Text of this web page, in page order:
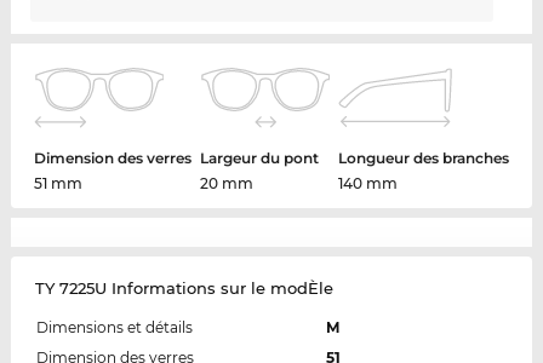
Dimension des verres
51 mm
Largeur du pont
20 mm
Longueur des branches
140 mm
TY 7225U Informations sur le modÈle
Dimensions et détails
M
Dimension des verres
51